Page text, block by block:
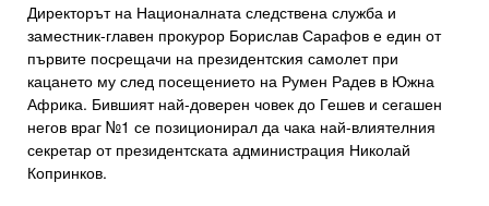
Директорът на Националната следствена служба и
заместник-главен прокурор Борислав Сарафов е един от
първите посрещачи на президентския самолет при
кацането му след посещението на Румен Радев в Южна
Африка. Бившият най-доверен човек до Гешев и сегашен
негов враг №1 се позиционирал да чака най-влиятелния
секретар от президентската администрация Николай
Копринков.